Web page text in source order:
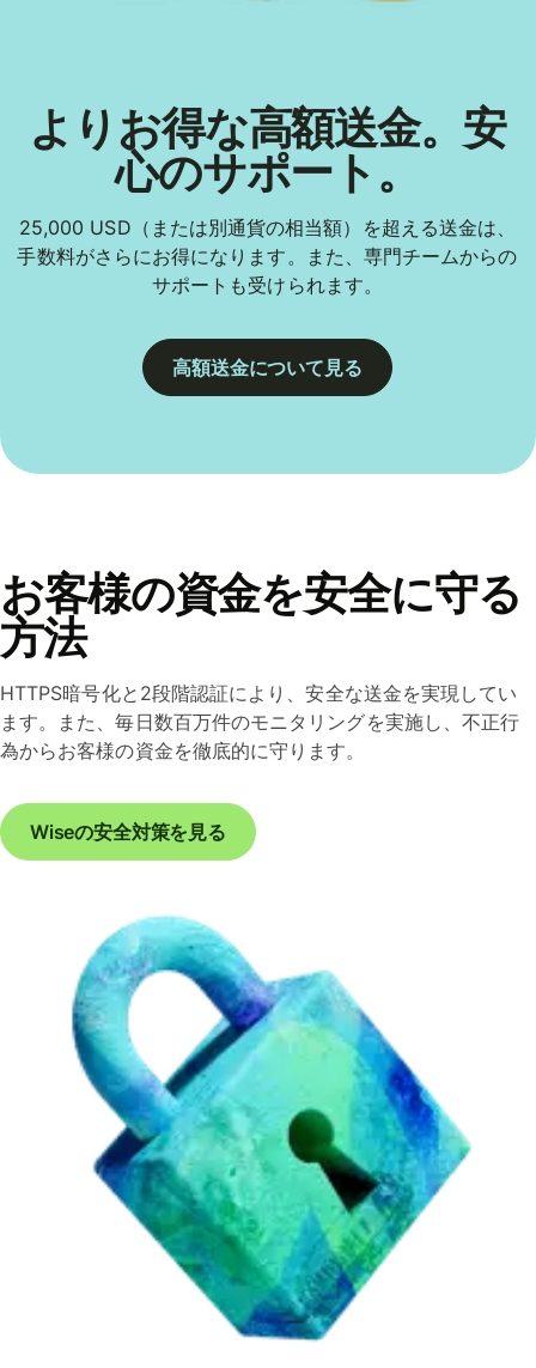
よりお得な高額送金。安
心のサポート。
25,000 USD（または別通貨の相当額）を超える送金は、
手数料がさらにお得になります。また、専門チームからの
サポートも受けられます。
高額送金について見る
お客様の資金を安全に守る
方法
HTTPS暗号化と2段階認証により、安全な送金を実現してい
ます。また、毎日数百万件のモニタリングを実施し、不正行
為からお客様の資金を徹底的に守ります。
Wiseの安全対策を見る